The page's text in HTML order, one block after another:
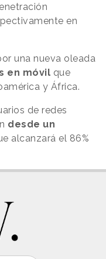
en
una nueva oleada
en móvil que
y África.
de redes
desde un
alcanzará el 86%